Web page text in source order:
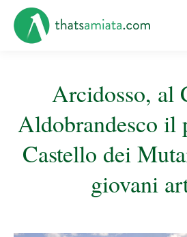
Arcidosso, al
Aldobrandesco il
Castello dei
giovani